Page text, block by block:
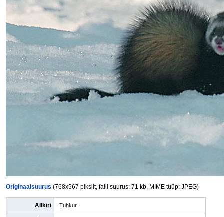
Originaalsuurus (768x567 pikslit, faili suurus: 71 kb, MIME tüüp: JPEG)
Allkiri Tuhkur